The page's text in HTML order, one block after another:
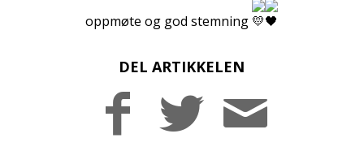
oppmøte og god stemning
DEL ARTIKKELEN